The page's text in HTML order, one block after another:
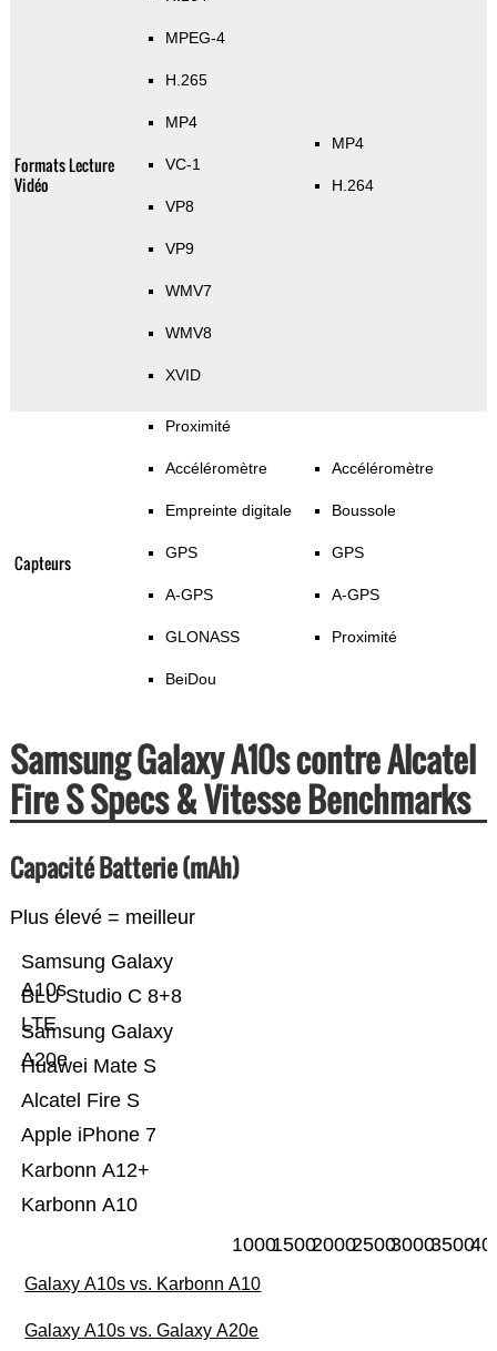
Formats Lecture
Vidéo
MPEG-4
H.265
MP4
VC-1
VP8
VP9
WMV7
WMV8
XVID
MP4
H.264
Capteurs
Proximité
Accéléromètre
Empreinte digitale
GPS
A-GPS
GLONASS
BeiDou
Accéléromètre
Boussole
GPS
A-GPS
Proximité
Samsung Galaxy A10s contre Alcatel
Fire S Specs & Vitesse Benchmarks
Capacité Batterie (mAh)
Plus élevé = meilleur
Karbonn A10
Karbonn A12+
Apple iPhone 7
Alcatel Fire S
Huawei Mate S
Samsung Galaxy
A20e
BLU Studio C 8+8
LTE
Samsung Galaxy
A10s
100015002000250030003500
Galaxy A10s vs. Karbonn A10
Galaxy A10s vs. Galaxy A20e